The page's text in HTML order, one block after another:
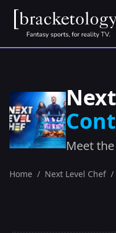
Meet
Home / Next Level Chef /